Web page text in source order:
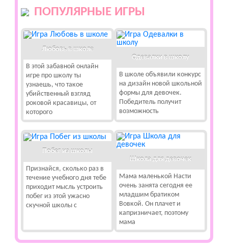
ПОПУЛЯРНЫЕ ИГРЫ
Любовь в школе
В этой забавной онлайн
игре про школу ты
узнаешь, что такое
убийственный взгляд
роковой красавицы, от
которого
Одевалки в школу
В школе объявили конкурс
на дизайн новой школьной
формы для девочек.
Победитель получит
возможность
Побег из школы
Признайся, сколько раз в
течение учебного дня тебе
приходит мысль устроить
побег из этой ужасно
скучной школы с
Школа для девочек
Мама маленькой Насти
очень занята сегодня ее
младшим братиком
Вовкой. Он плачет и
капризничает, поэтому
мама